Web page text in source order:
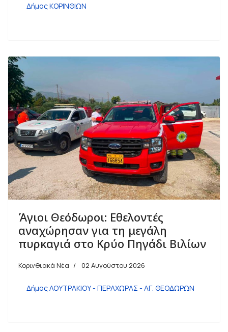
Δήμος ΚΟΡΙΝΘΙΩΝ
Άγιοι Θεόδωροι: Εθελοντές
αναχώρησαν για τη μεγάλη
πυρκαγιά στο Κρύο Πηγάδι Βιλίων
Κορινθιακά Νέα 02 Αυγούστου 2026
Δήμος ΛΟΥΤΡΑΚΙΟΥ - ΠΕΡΑΧΩΡΑΣ - ΑΓ. ΘΕΟΔΩΡΩΝ